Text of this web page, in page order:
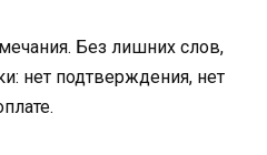
Без лишних слов,
нет подтверждения, нет